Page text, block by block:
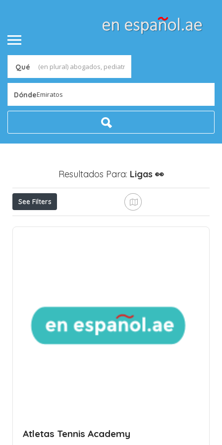
Qué
DóndeEmiratos
Resultados Para: Ligas 👀
See Filters
Atletas Tennis Academy